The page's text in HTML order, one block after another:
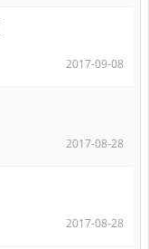
2017-09-08
2017-08-28
2017-08-28